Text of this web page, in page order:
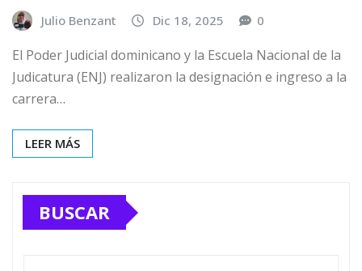
Julio Benzant Dic 18, 2025 0
El Poder Judicial dominicano y la Escuela Nacional de la
Judicatura (ENJ) realizaron la designación e ingreso a la
carrera…
LEER MÁS
BUSCAR